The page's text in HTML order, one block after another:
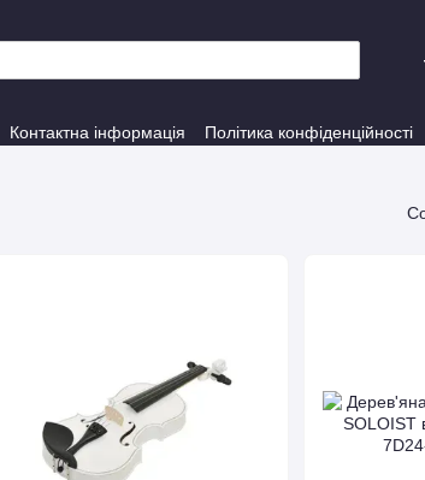
Контактна інформація Політика конфіденційності